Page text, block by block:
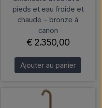
pieds et eau froide et
chaude – bronze à
canon
€ 2.350,00
Ajouter au panier